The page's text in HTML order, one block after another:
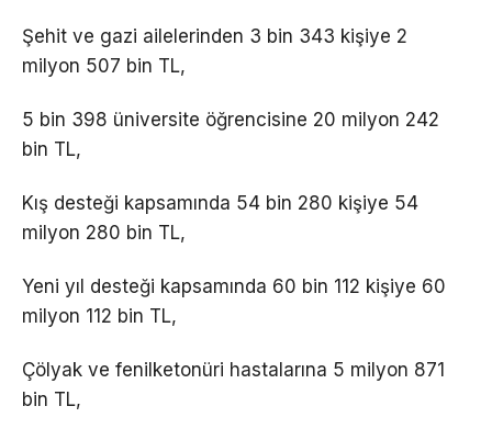
Şehit ve gazi ailelerinden 3 bin 343 kişiye 2
milyon 507 bin TL,
5 bin 398 üniversite öğrencisine 20 milyon 242
bin TL,
Kış desteği kapsamında 54 bin 280 kişiye 54
milyon 280 bin TL,
Yeni yıl desteği kapsamında 60 bin 112 kişiye 60
milyon 112 bin TL,
Çölyak ve fenilketonüri hastalarına 5 milyon 871
bin TL,